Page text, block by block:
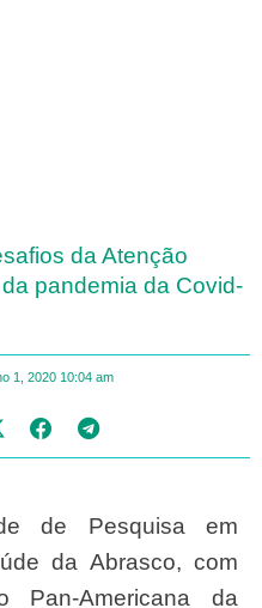
da Atenção
pandemia da Covid-
1, 2020 10:04 am
da Abrasco, com
Pan-Americana da